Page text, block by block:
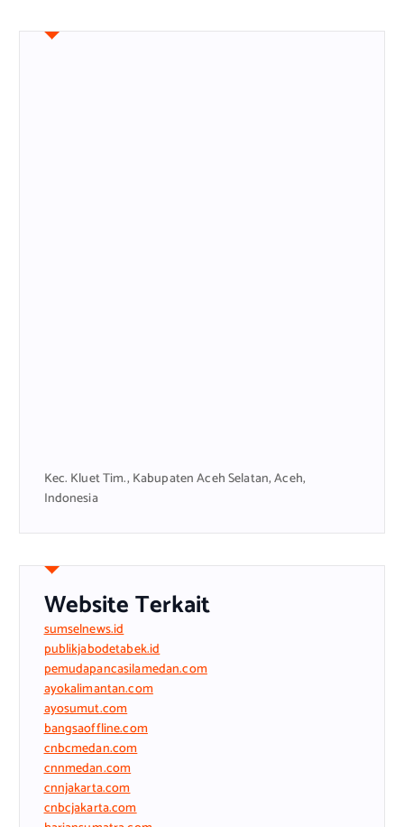
Kec. Kluet Tim., Kabupaten Aceh Selatan, Aceh,
Indonesia
Website Terkait
sumselnews.id
publikjabodetabek.id
pemudapancasilamedan.com
ayokalimantan.com
ayosumut.com
bangsaoffline.com
cnbcmedan.com
cnnmedan.com
cnnjakarta.com
cnbcjakarta.com